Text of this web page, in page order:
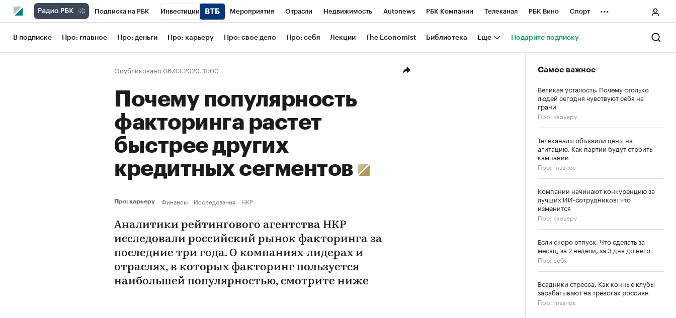
Подписка на РБК Инвестиции Мероприятия Отрасли Недвижимость Autonews РБК Компании Телеканал РБК Вино Спорт
Школа управления РБК РБК Образование РБК Life Тренды Визионеры Национальные проекты Город
Рынок наличной валюты
...
В подписке Про: главное Про: деньги Про: карьеру Про: свое дело Про: себя Лекции The Economist Библиотека Еще Подарите подписку
Опубликовано 06.03.2020, 11:00
Почему популярность
факторинга растет
быстрее других
кредитных сегментов
Про: карьеру Финансы Исследования НКР
Аналитики рейтингового агентства НКР
исследовали российский рынок факторинга за
последние три года. О компаниях-лидерах и
отраслях, в которых факторинг пользуется
наибольшей популярностью, смотрите ниже
Самое важное
Великая усталость. Почему столько
людей сегодня чувствуют себя на
грани
Про: карьеру
Телеканалы объявили цены на
агитацию. Как партии будут строить
кампании
Про: главное
Компании начинают конкуренцию за
лучших ИИ-сотрудников: что
изменится
Про: карьеру
Если скоро отпуск. Что сделать за
месяц, за 2 недели, за 3 дня до него
Про: себя
Всадники стресса. Как конные клубы
зарабатывают на тревогах россиян
Про: главное